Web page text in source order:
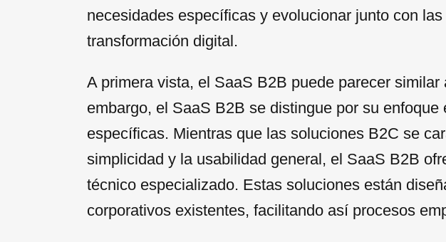
necesidades específicas y evolucionar junto con
transformación digital.
A primera vista, el SaaS B2B puede parecer
embargo, el SaaS B2B se distingue por su
específicas. Mientras que las soluciones B2C se
simplicidad y la usabilidad general, el SaaS B2B
técnico especializado. Estas soluciones están
corporativos existentes, facilitando así procesos